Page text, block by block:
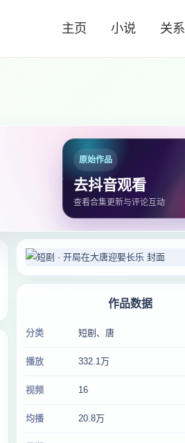
主页 小说 关系
原始作品
去抖音观看
查看合集更新与评论互动
作品数据
分类 短剧、唐
播放 332.1万
视频 16
均播 20.8万